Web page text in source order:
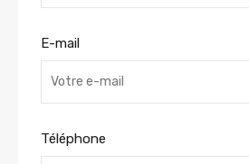
E-mail
Téléphone